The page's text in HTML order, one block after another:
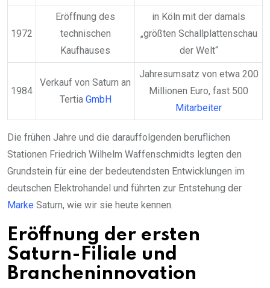
1972
Eröffnung des
technischen
Kaufhauses
in Köln mit der damals
„größten Schallplattenschau
der Welt“
1984
Verkauf von Saturn an
Tertia GmbH
Jahresumsatz von etwa 200
Millionen Euro, fast 500
Mitarbeiter
Die frühen Jahre und die darauffolgenden beruflichen
Stationen Friedrich Wilhelm Waffenschmidts legten den
Grundstein für eine der bedeutendsten Entwicklungen im
deutschen Elektrohandel und führten zur Entstehung der
Marke Saturn, wie wir sie heute kennen.
Eröffnung der ersten
Saturn-Filiale und
Brancheninnovation